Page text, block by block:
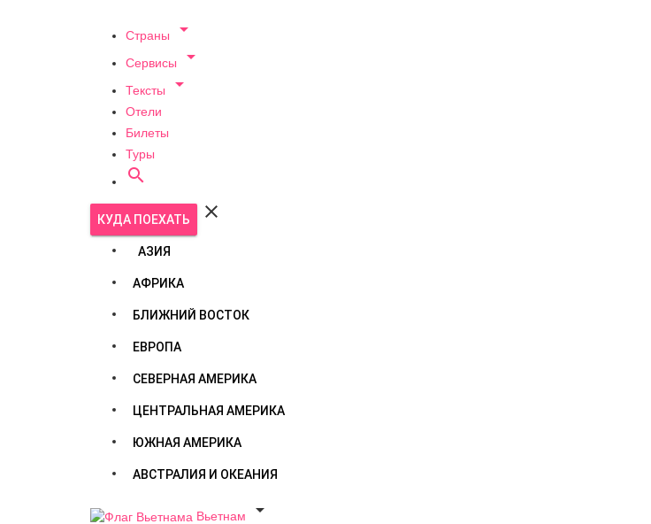
Страны 
Сервисы 
Тексты 
Отели
Билеты
Туры

КУДА ПОЕХАТЬ 
АЗИЯ
АФРИКА
БЛИЖНИЙ ВОСТОК
ЕВРОПА
СЕВЕРНАЯ АМЕРИКА
ЦЕНТРАЛЬНАЯ АМЕРИКА
ЮЖНАЯ АМЕРИКА
АВСТРАЛИЯ И ОКЕАНИЯ
Вьетнам
